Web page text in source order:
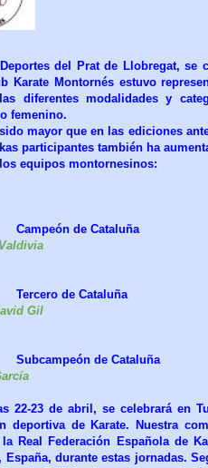
del Prat de Llobregat, se
Karate Montornés estuvo
diferentes modalidades y
femenino.
mayor que en las ediciones
participantes también ha
equipos montornesinos:
de Cataluña
de Cataluña
Gil
de Cataluña
22-23 de abril, se celebrará en
deportiva de Karate. Nuestra
Real Federación Española de
durante estas jornadas.
CULIBLANCO por